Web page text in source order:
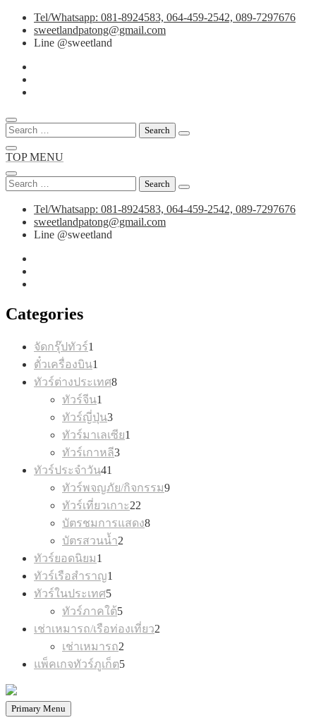
Skip
content
Tel/Whatsapp: 081-8924583, 064-459-2542, 089-7297676
sweetlandpatong@gmail.com
Line @sweetland
Search
for:
TOP MENU
Search
for:
Tel/Whatsapp: 081-8924583, 064-459-2542, 089-7297676
sweetlandpatong@gmail.com
Line @sweetland
Categories
จัดกรุ๊ปทัวร์1
ตั๋วเครื่องบิน1
ทัวร์ต่างประเทศ8
ทัวร์จีน1
ทัวร์ญี่ปุ่น3
products
ทัวร์มาเลเซีย1
ทัวร์เกาหลี3
ทัวร์ประจำวัน41
ทัวร์พจญภัย/กิจกรรม99
ทัวร์เที่ยวเกาะ22
บัตรชมการแสดง8
บัตรสวนน้ำ2
ทัวร์ยอดนิยม1
ทัวร์เรือสำราญ1
ทัวร์ในประเทศ5
products
ทัวร์ภาคใต้5
products
เช่าเหมารถ/เรือท่องเที่ยว2
เช่าเหมารถ2
แพ็คเกจทัวร์ภูเก็ต5
Primary Menu